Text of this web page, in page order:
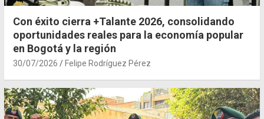
Con éxito cierra +Talante 2026, consolidando
oportunidades reales para la economía popular
en Bogotá y la región
30/07/2026 Felipe Rodríguez Pérez